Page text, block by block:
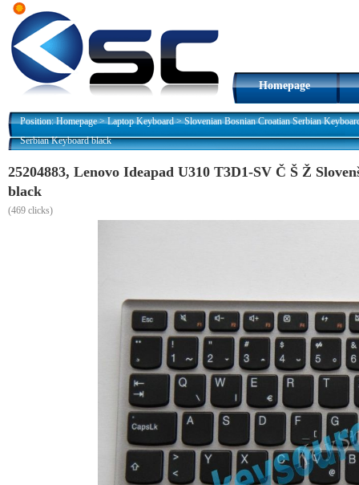
Homepage
Position:Homepage>Laptop Keyboard>Slovenian Bosnian Croatian Serbian
Serbian Keyboard black
25204883, Lenovo Ideapad U310 T3D1-SV Č Š Ž
black
(469 clicks)